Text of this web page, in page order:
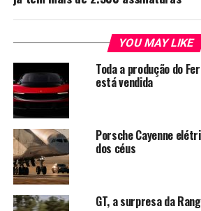
YOU MAY LIKE
Toda a produção do
está vendida
Porsche Cayenne
dos céus
GT, a surpresa da